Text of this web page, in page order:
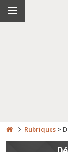
Rubriques >